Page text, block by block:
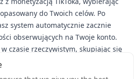
do Twoich celów. Po
system automatycznie zacznie
obserwujących na Twoje konto.
czasie rzeczywistym, skupiając się
zamieniają nową publiczność w
do Twojej dyspozycji, aby